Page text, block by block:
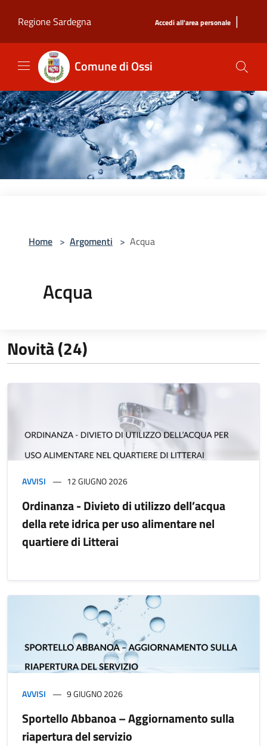
Regione Sardegna
Accedi all'area personale |
Comune di Ossi
Home > Argomenti > Acqua
Acqua
Novità (24)
AVVISI 12 GIUGNO 2026
Ordinanza - Divieto di utilizzo dell’acqua
della rete idrica per uso alimentare nel
quartiere di Litterai
AVVISI 9 GIUGNO 2026
Sportello Abbanoa – Aggiornamento sulla
riapertura del servizio